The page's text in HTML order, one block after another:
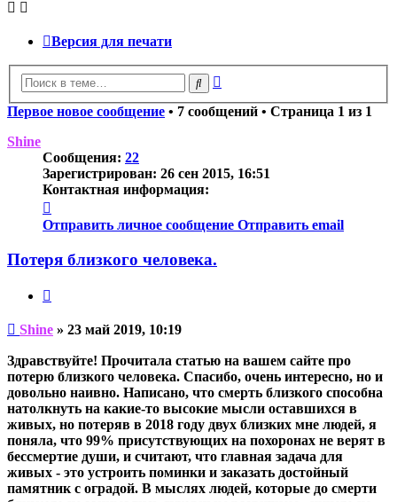
Версия для печати
Поиск
Первое новое сообщение • 7 сообщений • Страница 1 из 1
Shine
Сообщения: 22
Зарегистрирован: 26 сен 2015, 16:51
Контактная информация:
информация
пользователя
Shine
Отправить личное сообщение Отправить email
Потеря близкого человека.
Непрочитанное
Shine » 23 май 2019, 10:19
Здравствуйте! Прочитала статью на вашем сайте про
потерю близкого человека. Спасибо, очень интересно, но и
довольно наивно. Написано, что смерть близкого способна
натолкнуть на какие-то высокие мысли оставшихся в
живых, но потеряв в 2018 году двух близких мне людей, я
поняла, что 99% присутствующих на похоронах не верят в
бессмертие души, и считают, что главная задача для
живых - это устроить поминки и заказать достойный
памятник с оградой. В мыслях людей, которые до смерти